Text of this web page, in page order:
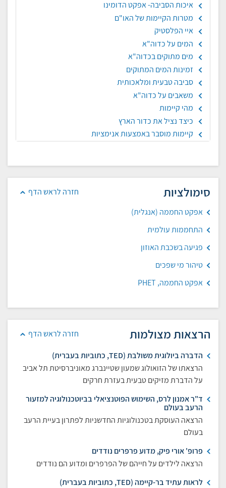
איכות הסביבה- אפקט הדומינו
מטרות הקיימות של האו"ם
איי הפלסטיק
המים על כדוה"א
מים מתוקים בכדוה"א
זמינות המים המתוקים
סביבה טבעית ומלאכותית
משאבים על כדוה"א
מהי קיימות
כיצד נציל את כדור הארץ
קיימות מוסבר באמצעות אנימציות
חזרה לראש הדף סימולציות
אפקט החממה (אנגלית)
התחממות עולמית
פגיעה בשכבת האוזון
טיהור מי שפכים
אפקט החממה, PHET
חזרה לראש הדף הרצאות מצולמות
הדברה ביולוגית משולבת (TED, כתוביות בעברית)
הרצאתו של הזואולוג שמעון שטיינברג מאוניברסיטת תל אביב
על הדברת מזיקים טבעית בעזרת חרקים
ד"ר אמנון לרס, השימוש הפוטנציאלי בביוטכנולוגיה למזעור
הרעב בעולם
הרצאה העוסקת בטכנולוגיות החדשניות לפתרון בעיית הרעב
בעולם
פרופ' אורי פיק, מדוע פרפרים נודדים
הרצאה לילדים על חייהם של הפרפרים ומדוע הם נודדים
לראות עתיד בר-קיימה (TED, כתוביות בעברית)